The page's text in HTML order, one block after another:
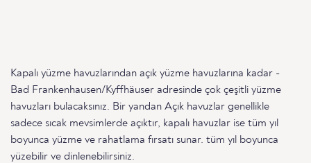
Kapalı yüzme havuzlarından açık yüzme havuzlarına kadar -
Bad Frankenhausen/Kyffhäuser adresinde çok çeşitli yüzme
havuzları bulacaksınız. Bir yandan Açık havuzlar genellikle
sadece sıcak mevsimlerde açıktır, kapalı havuzlar ise tüm yıl
boyunca yüzme ve rahatlama fırsatı sunar. tüm yıl boyunca
yüzebilir ve dinlenebilirsiniz.